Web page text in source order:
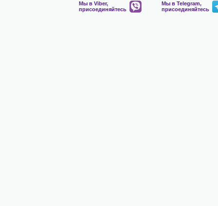
Мы в Viber,
присоединяйтесь
Мы в Telegram,
присоединяйтесь